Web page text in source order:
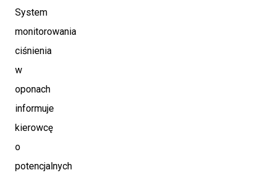
System
monitorowania
ciśnienia
w
oponach
informuje
kierowcę
o
potencjalnych